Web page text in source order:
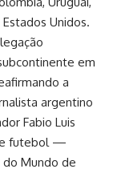
Estados Unidos.
em
a
argentino
Fabio Luis
e futebol —
Mundo de